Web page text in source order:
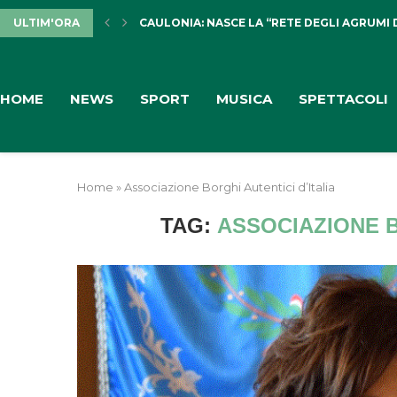
ULTIM'ORA CAULONIA: NASCE LA “RETE DEGLI AGRUMI
HOME NEWS SPORT MUSICA SPETTACOLI
Home »Associazione Borghi Autentici d’Italia
TAG: ASSOCIAZIONE